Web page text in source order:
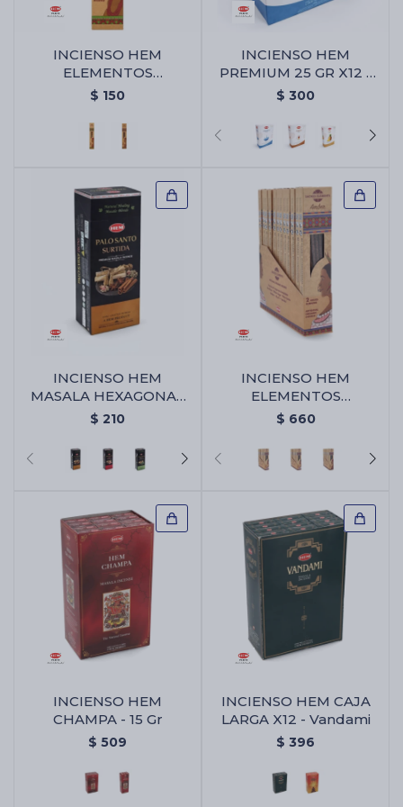
INCIENSO HEM
ELEMENTOS
SAGRADOS JUMBO -
$ 150
INCIENSO HEM
PREMIUM 25 GR X12 -
Agua Fresca
$ 300
INCIENSO HEM
MASALA HEXAGONAL
X6 - Surtido
$ 210
INCIENSO HEM
ELEMENTOS
SAGRADOS CAJA X12 -
$ 660
INCIENSO HEM
CHAMPA - 15 Gr
$ 509
INCIENSO HEM CAJA
LARGA X12 - Vandami
$ 396
Cartas de Tarot
Artículos Religiosos
Aromatizantes de ambientes
Artículos Esotéricos